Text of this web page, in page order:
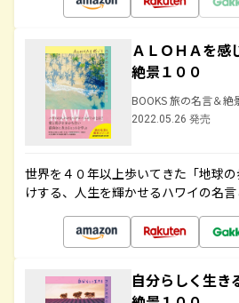
ＡＬＯＨＡを感
絶景１００
BOOKS 旅の名言＆絶
2022.05.26 発売
世界を４０年以上歩いてきた「地球
けする、人生を輝かせるハワイの名
自分らしく生き